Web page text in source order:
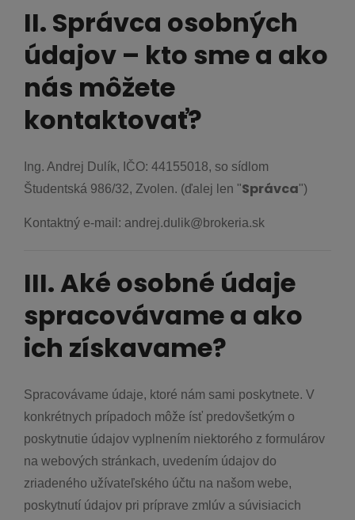
II. Správca osobných
údajov – kto sme a ako
nás môžete
kontaktovať?
Ing. Andrej Dulík, IČO: 44155018, so sídlom
Študentská 986/32, Zvolen. (ďalej len "Správca")
Kontaktný e-mail: andrej.dulik@brokeria.sk
III. Aké osobné údaje
spracovávame a ako
ich získavame?
Spracovávame údaje, ktoré nám sami poskytnete. V
konkrétnych prípadoch môže ísť predovšetkým o
poskytnutie údajov vyplnením niektorého z formulárov
na webových stránkach, uvedením údajov do
zriadeného užívateľského účtu na našom webe,
poskytnutí údajov pri príprave zmlúv a súvisiacich